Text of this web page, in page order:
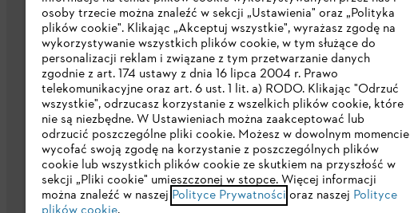
O nas
Pobierz katalog
STIHL Integrity Line
Polityka prywatności Wskazówki prawne Cookies
osoby trzecie można znaleźć w sekcji „Ustawienia" oraz „Polityka
plików cookie". Klikając „Akceptuj wszystkie", wyrażasz zgodę na
wykorzystywanie wszystkich plików cookie, w tym służące do
personalizacji reklam i związane z tym przetwarzanie danych
zgodnie z art. 174 ustawy z dnia 16 lipca 2004 r. Prawo
telekomunikacyjne oraz art. 6 ust. 1 lit. a) RODO. Klikając "Odrzuć
wszystkie", odrzucasz korzystanie z wszelkich plików cookie, które
nie są niezbędne. W Ustawieniach można zaakceptować lub
odrzucić poszczególne pliki cookie. Możesz w dowolnym momencie
wycofać swoją zgodę na korzystanie z poszczególnych plików
cookie lub wszystkich plików cookie ze skutkiem na przyszłość w
sekcji „Pliki cookie" umieszczonej w stopce. Więcej informacji
można znaleźć w naszej Polityce Prywatności oraz naszej Polityce